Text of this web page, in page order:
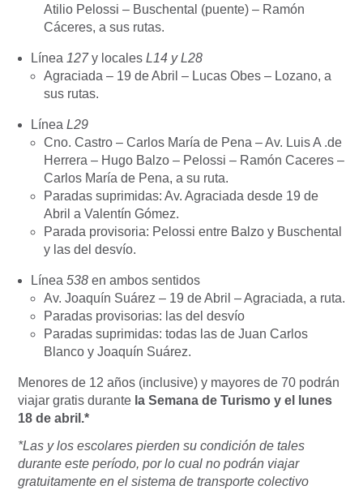
Atilio Pelossi – Buschental (puente) – Ramón
Cáceres, a sus rutas.
Línea 127 y locales L14 y L28
Agraciada – 19 de Abril – Lucas Obes – Lozano, a
sus rutas.
Línea L29
Cno. Castro – Carlos María de Pena – Av. Luis A .de
Herrera – Hugo Balzo – Pelossi – Ramón Caceres –
Carlos María de Pena, a su ruta.
Paradas suprimidas: Av. Agraciada desde 19 de
Abril a Valentín Gómez.
Parada provisoria: Pelossi entre Balzo y Buschental
y las del desvío.
Línea 538 en ambos sentidos
Av. Joaquín Suárez – 19 de Abril – Agraciada, a ruta.
Paradas provisorias: las del desvío
Paradas suprimidas: todas las de Juan Carlos
Blanco y Joaquín Suárez.
Menores de 12 años (inclusive) y mayores de 70 podrán
viajar gratis durante la Semana de Turismo y el lunes
18 de abril.*
*Las y los escolares pierden su condición de tales
durante este período, por lo cual no podrán viajar
gratuitamente en el sistema de transporte colectivo